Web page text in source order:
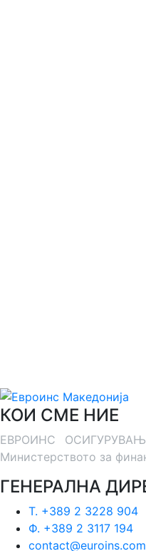
КОИ СМЕ НИЕ
ЕВРОИНС
Министерството за
ГЕНЕРАЛНА
Т. +389 2 3228 904
Ф. +389 2 3117 194